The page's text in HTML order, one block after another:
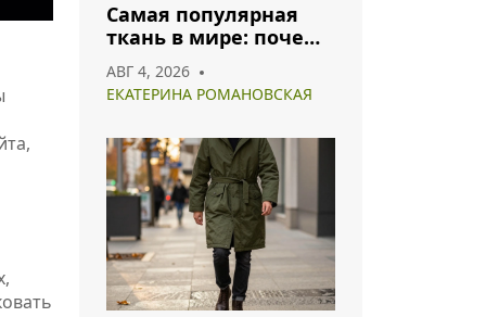
Самая популярная
ткань в мире: почему
хлопок и полиэстер
лидируют в 2026 году
АВГ 4, 2026
ЕКАТЕРИНА РОМАНОВСКАЯ